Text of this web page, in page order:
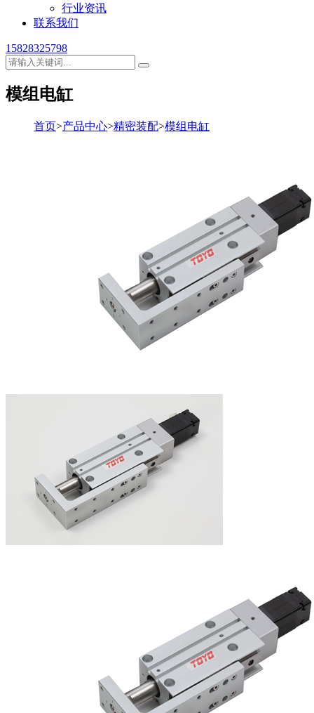
行业资讯
联系我们
15828325798
模组电缸
首页>产品中心>精密装配>模组电缸